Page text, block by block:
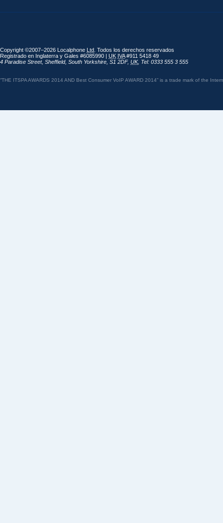
Copyright ©2007–2026 Localphone Ltd . Todos los derechos reservados
Registrado en Inglaterra y Gales #6085990 | UK IVA#911 5418 49
4 Paradise Street, Sheffield, South Yorkshire S1 2DF, UK, Tel: 0333 555 3 555
“THE ITSPA AWARDS 2014 AND Best Consumer VoIP AWARD 2014” is a trade mark of the